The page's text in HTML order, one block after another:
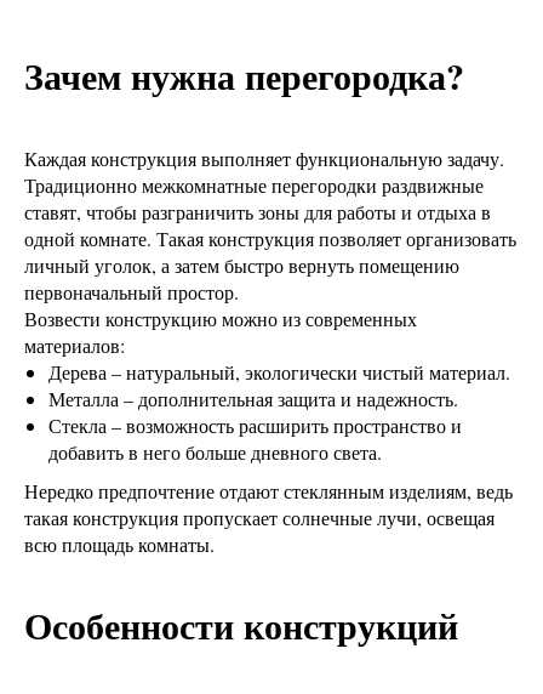
Зачем нужна перегородка?
Каждая конструкция выполняет функциональную задачу.
Традиционно межкомнатные перегородки раздвижные
ставят, чтобы разграничить зоны для работы и отдыха в
одной комнате. Такая конструкция позволяет организовать
личный уголок, а затем быстро вернуть помещению
первоначальный простор.
Возвести конструкцию можно из современных
материалов:
Дерева – натуральный, экологически чистый материал.
Металла – дополнительная защита и надежность.
Стекла – возможность расширить пространство и
добавить в него больше дневного света.
Нередко предпочтение отдают стеклянным изделиям, ведь
такая конструкция пропускает солнечные лучи, освещая
всю площадь комнаты.
Особенности конструкций